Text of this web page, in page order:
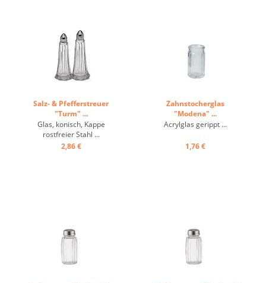
Salz- & Pfefferstreuer
"Turm" ...
Glas, konisch, Kappe
rostfreier Stahl ...
2,86 €
Zahnstocherglas
"Modena" ...
Acrylglas gerippt ...
1,76 €